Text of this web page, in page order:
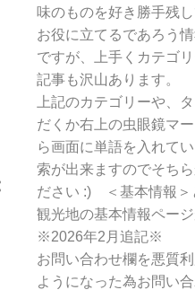
索
味のものを好き勝手残し
お役に立てるであろう
ですが、上手くカテゴ
記事も沢山あります。
上記のカテゴリーや、
だくか右上の虫眼鏡マ
ら画面に単語を入れて
索が出来ますのでそち
ださい :) ＜基本情報＞
観光地の基本情報ページ
※2026年2月追記※
お問い合わせ欄を悪質
ようになった為お問い